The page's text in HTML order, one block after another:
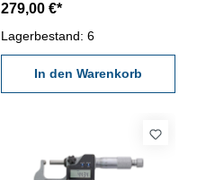
mm- Digital-Anzeige mit
ON/OFF/SET-, DATA-,
mm//inch/0-Taste - mit HM-
Messflächen Ø 6,5 mm- mit
Datenausgang RB 6 -
Behältnis/Kasten Einstellmaße
mm: 0 - 35 / 35 - 70 / 65 - 100
279,00 €*
Lagerbestand: 6
In den Warenkorb